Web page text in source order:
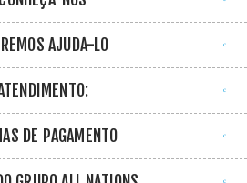
AJUDÁ-LO
DE PAGAMENTO